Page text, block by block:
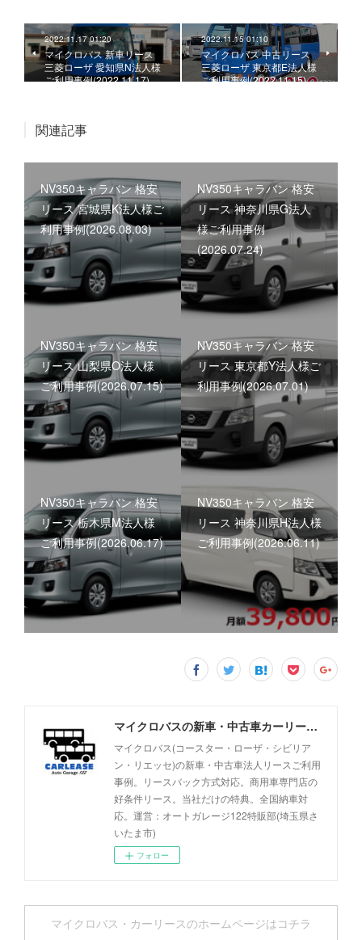
2022.11.17 01:20
マイクロバス 新車リース
三菱ローザ 愛知県N法人様
ご利用事例(2022.11.17)
2022.11.15 01:10
マイクロバス 中古リース
三菱ローザ 東京都E法人様
ご利用事例(2022.11.15)
関連記事
NV350キャラバン 格安
リース 宮城県K法人様ご
利用事例(2026.08.03)
NV350キャラバン 格安
リース 神奈川県G法人
様ご利用事例
(2026.07.24)
NV350キャラバン 格安
リース 山梨県O法人様
ご利用事例(2026.07.15)
NV350キャラバン 格安
リース 東京都Y法人様ご
利用事例(2026.07.01)
NV350キャラバン 格安
リース 栃木県M法人様
ご利用事例(2026.06.17)
NV350キャラバン 格安
リース 神奈川県H法人様
ご利用事例(2026.06.11)
マイクロバスの新車・中古車カーリース事例 - オートガレージ122
マイクロバス(コースター・ローザ・シビリア
ン・リエッセ)の新車・中古車法人リースご利用
事例。リースバック方式対応。商用車専門店の
好条件リース。当社だけの特典。全国納車対
応。運営：オートガレージ122特販部(埼玉県さ
いたま市)
フォロー
マイクロバス・カーリースのホームページはコチラ